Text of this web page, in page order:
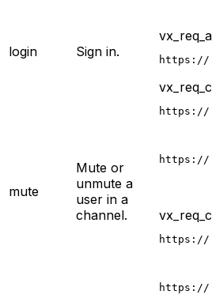
login Sign in.
https://
mute
Mute or
unmute a
user in a
channel.
https://
https://
https://
https://